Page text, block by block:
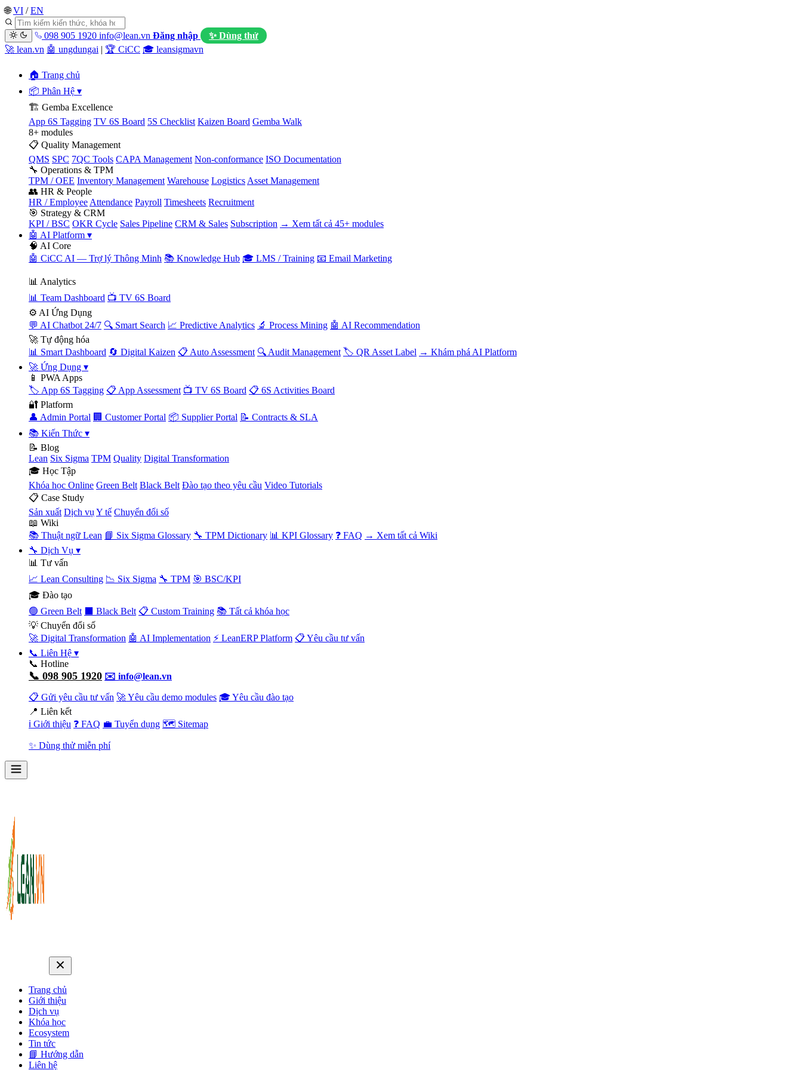
🌐 VI / EN
098 905 1920 info@lean.vn Đăng nhập
✨ Dùng thử
🚀 lean.vn 🤖 ungdungai | 🏆 CiCC 🎓 leansigmavn
🏠 Trang chủ
📦 Phân Hệ ▾
🏗️ Gemba Excellence
App 6S Tagging TV 6S Board 5S Checklist Kaizen Board Gemba Walk
8+ modules
📋 Quality Management
QMS SPC 7QC Tools CAPA Management Non-conformance ISO Documentation
🔧 Operations & TPM
TPM / OEE Inventory Management Warehouse Logistics Asset Management
👥 HR & People
HR / Employee Attendance Payroll Timesheets Recruitment
🎯 Strategy & CRM
KPI / BSC OKR Cycle Sales Pipeline CRM & Sales Subscription → Xem tất cả 45+ modules
🤖 AI Platform ▾
🧠 AI Core
🤖 CiCC AI — Trợ lý Thông Minh 📚 Knowledge Hub 🎓 LMS / Training 📧 Email Marketing
📊 Analytics
📊 Team Dashboard 📺 TV 6S Board
⚙️ AI Ứng Dụng
💬 AI Chatbot 24/7 🔍 Smart Search 📈 Predictive Analytics 🔬 Process Mining 🤖 AI Recommendation
🚀 Tự động hóa
📊 Smart Dashboard 🔄 Digital Kaizen 📋 Auto Assessment 🔍 Audit Management 🏷️ QR Asset Label → Khám phá AI Platform
🚀 Ứng Dụng ▾
📱 PWA Apps
🏷️ App 6S Tagging 📋 App Assessment 📺 TV 6S Board 📋 6S Activities Board
🔐 Platform
👤 Admin Portal 🏢 Customer Portal 📦 Supplier Portal 📝 Contracts & SLA
📚 Kiến Thức ▾
📝 Blog
Lean Six Sigma TPM Quality Digital Transformation
🎓 Học Tập
Khóa học Online Green Belt Black Belt Đào tạo theo yêu cầu Video Tutorials
📋 Case Study
Sản xuất Dịch vụ Y tế Chuyển đổi số
📖 Wiki
📚 Thuật ngữ Lean 📘 Six Sigma Glossary 🔧 TPM Dictionary 📊 KPI Glossary ❓ FAQ → Xem tất cả Wiki
🔧 Dịch Vụ ▾
📊 Tư vấn
📈 Lean Consulting 📉 Six Sigma 🔧 TPM 🎯 BSC/KPI
🎓 Đào tạo
🟢 Green Belt
⬛ Black Belt 📋 Custom Training 📚 Tất cả khóa học
💡 Chuyển đổi số
🚀 Digital Transformation 🤖 AI Implementation ⚡ LeanERP Platform 📋 Yêu cầu tư vấn
📞 Liên Hệ ▾
📞 Hotline
📞 098 905 1920 ✉️ info@lean.vn
📋 Gửi yêu cầu tư vấn 🚀 Yêu cầu demo modules 🎓 Yêu cầu đào tạo
📍 Liên kết
ℹ️ Giới thiệu ❓ FAQ 💼 Tuyển dụng 🗺️ Sitemap
✨ Dùng thử miễn phí
Trang chủ
Giới thiệu
Dịch vụ
Khóa học
Ecosystem
Tin tức
📘 Hướng dẫn
Liên hệ